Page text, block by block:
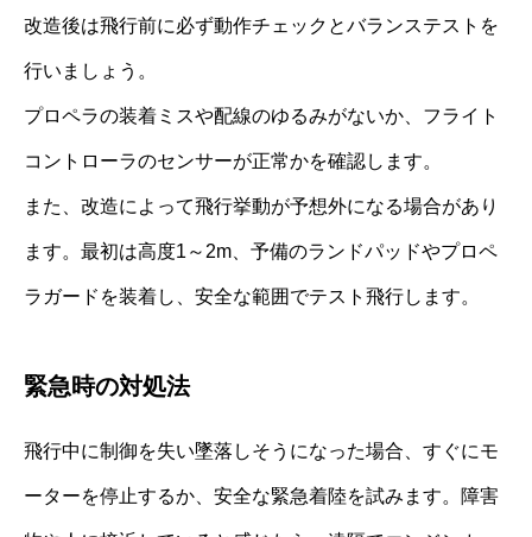
改造後は飛行前に必ず動作チェックとバランステストを
行いましょう。
プロペラの装着ミスや配線のゆるみがないか、フライト
コントローラのセンサーが正常かを確認します。
また、改造によって飛行挙動が予想外になる場合があり
ます。最初は高度1～2m、予備のランドパッドやプロペ
ラガードを装着し、安全な範囲でテスト飛行します。
緊急時の対処法
飛行中に制御を失い墜落しそうになった場合、すぐにモ
ーターを停止するか、安全な緊急着陸を試みます。障害